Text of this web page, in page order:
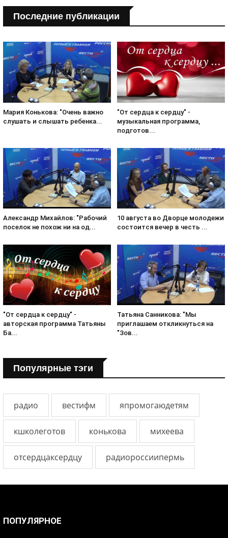
Последние публикации
Мария Конькова: "Очень важно
слушать и слышать ребенка...
"От сердца к сердцу" -
музыкальная программа,
подготов...
Александр Михайлов: "Рабочий
поселок не похож ни на од...
10 августа во Дворце молодежи
состоится вечер в честь ...
"От сердца к сердцу" -
авторская программа Татьяны
Ба...
Татьяна Санникова: "Мы
приглашаем откликнуться на
"Зов...
Популярные тэги
радио вестифм япромогаюдетям
кшколеготов конькова михеева
отсердцаксердцу радиороссиипермь
ПОПУЛЯРНОЕ